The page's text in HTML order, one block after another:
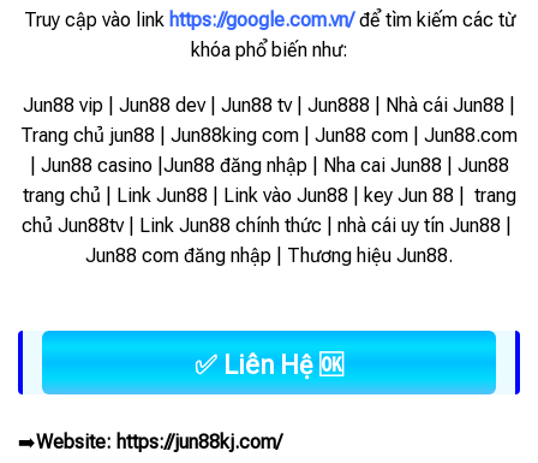
Truy cập vào link https://google.com.vn/ để tìm kiếm các từ
khóa phổ biến như:
Jun88 vip | Jun88 dev | Jun88 tv | Jun888 | Nhà cái Jun88 |
Trang chủ jun88 | Jun88king com | Jun88 com | Jun88.com
| Jun88 casino |Jun88 đăng nhập | Nha cai Jun88 | Jun88
trang chủ | Link Jun88 | Link vào Jun88 |
key Jun 88 | trang
chủ Jun88tv | Link Jun88 chính thức | nhà cái uy tín Jun88 |
Jun88 com đăng nhập | Thương hiệu Jun88.
✅ Liên Hệ 🆗
➡️Website: https://jun88kj.com/